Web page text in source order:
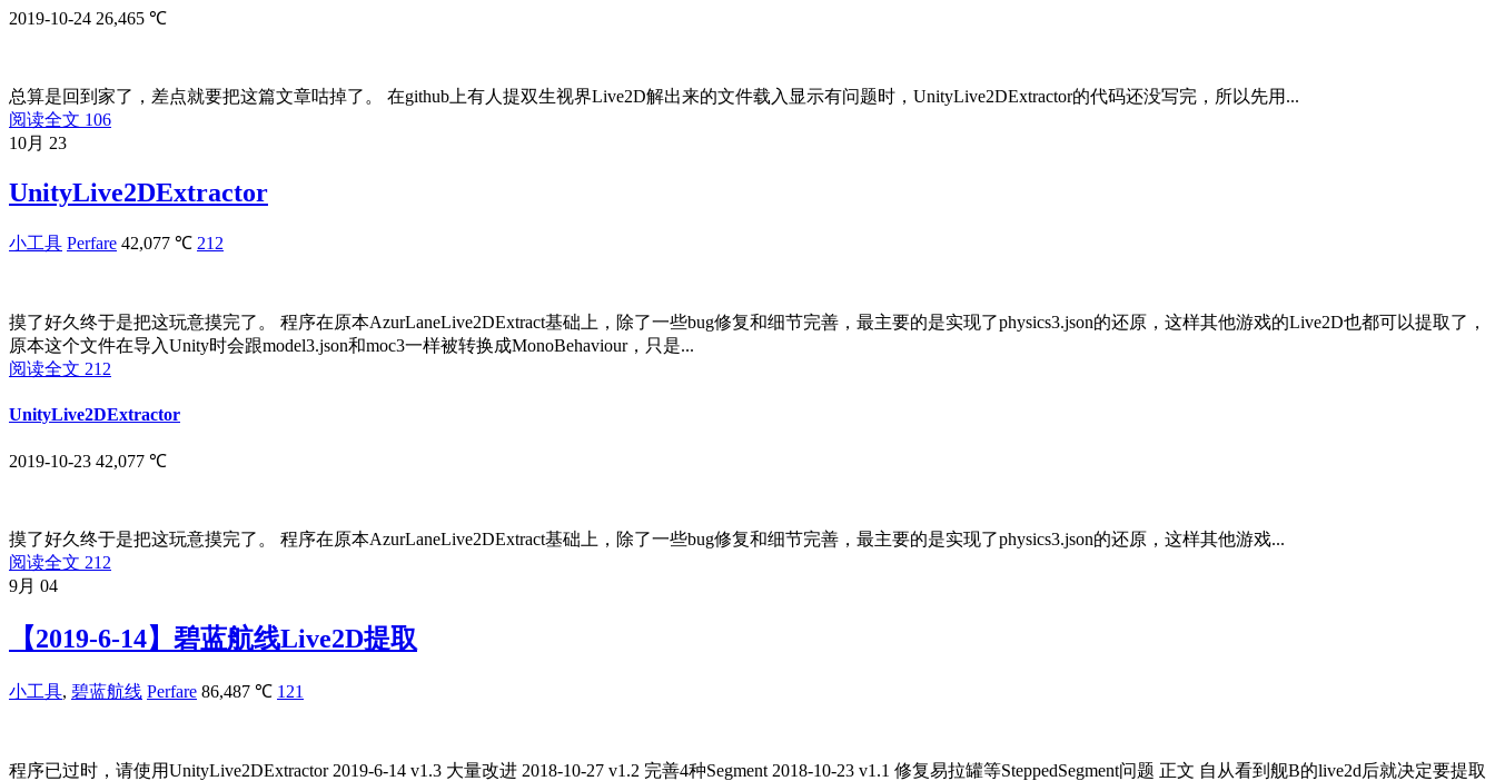
2019-10-24 26,465 ℃
总算是回到家了，差点就要把这篇文章咕掉了。 在github上有人提双生视界Live2D解出来的文件载入显示有问题时，UnityLive2DExtractor的代码还没写完，所以先用...
阅读全文 106
10月 23
UnityLive2DExtractor
小工具 Perfare 42,077 ℃ 212
摸了好久终于是把这玩意摸完了。 程序在原本AzurLaneLive2DExtract基础上，除了一些bug修复和细节完善，最主要的是实现了physics3.json的还原，这样其他游戏的Live2D也都可以提取了，
原本这个文件在导入Unity时会跟model3.json和moc3一样被转换成MonoBehaviour，只是...
阅读全文 212
UnityLive2DExtractor
2019-10-23 42,077 ℃
摸了好久终于是把这玩意摸完了。 程序在原本AzurLaneLive2DExtract基础上，除了一些bug修复和细节完善，最主要的是实现了physics3.json的还原，这样其他游戏...
阅读全文 212
9月 04
【2019-6-14】碧蓝航线Live2D提取
小工具, 碧蓝航线 Perfare 86,487 ℃ 121
程序已过时，请使用UnityLive2DExtractor 2019-6-14 v1.3 大量改进 2018-10-27 v1.2 完善4种Segment 2018-10-23 v1.1 修复易拉罐等SteppedSegment问题 正文 自从看到舰B的live2d后就决定要提取